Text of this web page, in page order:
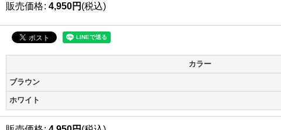
販売価格: 4,950円 (税込)
カラー
ブラウン
ホワイト